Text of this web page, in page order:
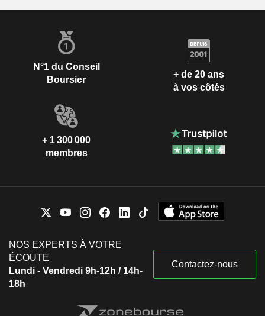
N°1 du Conseil
Boursier
+ de 20 ans
à vos côtés
+ 1 300 000
membres
NOS EXPERTS À VOTRE
ÉCOUTE
Lundi - Vendredi 9h-12h / 14h-
18h
Contactez-nous